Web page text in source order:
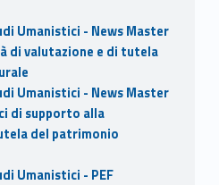
Umanistici - News Master
di valutazione e di tutela
Umanistici - News Master
di supporto alla
del patrimonio
Umanistici - PEF